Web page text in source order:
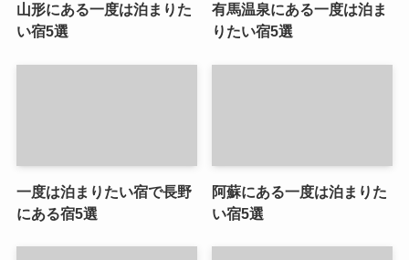
山形にある一度は泊まりた
い宿5選
有馬温泉にある一度は泊ま
りたい宿5選
一度は泊まりたい宿で長野
にある宿5選
阿蘇にある一度は泊まりた
い宿5選